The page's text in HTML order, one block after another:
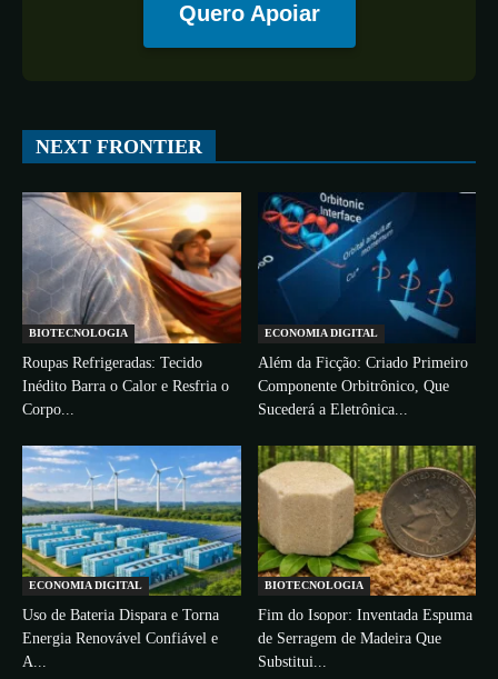
Quero Apoiar
NEXT FRONTIER
BIOTECNOLOGIA
Roupas Refrigeradas: Tecido
Inédito Barra o Calor e Resfria o
Corpo...
ECONOMIA DIGITAL
Além da Ficção: Criado Primeiro
Componente Orbitrônico, Que
Sucederá a Eletrônica...
ECONOMIA DIGITAL
Uso de Bateria Dispara e Torna
Energia Renovável Confiável e
A...
BIOTECNOLOGIA
Fim do Isopor: Inventada Espuma
de Serragem de Madeira Que
Substitui...